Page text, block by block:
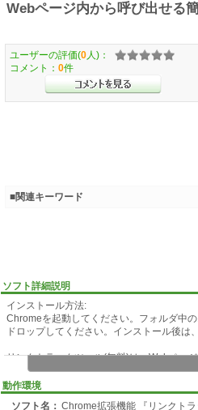
Webページ内から呼び出せる
ソフト詳細説明
インストール方法:
Chromeを起動してください。フォルダ中
ドロップしてください。インストール後は
リンクトラックツール(無料)は、Webペー
ページの内容を理解することを目的とし
がりやサイトの全体像を把握すること、つ
動作環境
ソフト名： Chrome拡張機能 『リンクトラ
ユーザーの評価(0 人)：
コメント： 0件
■関連キーワード